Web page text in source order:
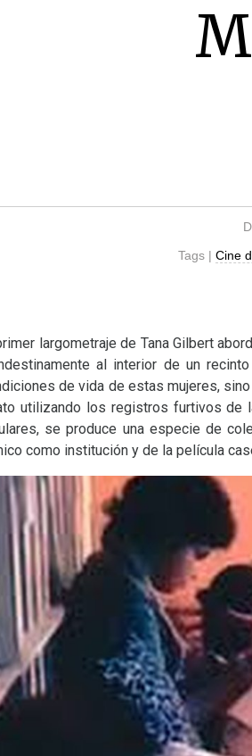
Tags | Cine
largometraje de Tana Gilbert
al interior de un recinto
de vida de estas mujeres,
utilizando los registros furtivos de
se produce una especie de
como institución y de la película